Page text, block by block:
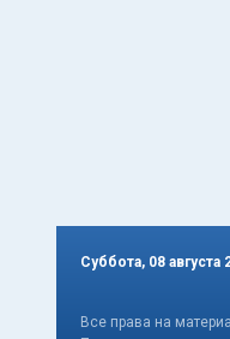
Суббота, 08 августа
Все права на